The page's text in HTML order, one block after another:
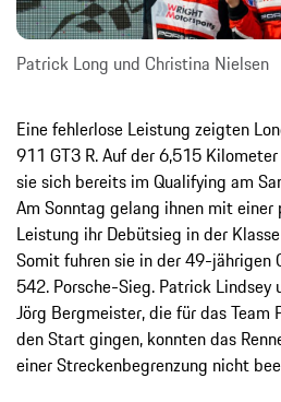
Patrick Long und Christina Nielsen
Eine fehlerlose Leistung zeigten
911 GT3 R. Auf der 6,515
sie sich bereits im Qualifying am
Am Sonntag gelang ihnen mit
Leistung ihr Debütsieg in der
Somit fuhren sie in der 49-jährigen
542. Porsche-Sieg. Patrick Lindsey
Jörg Bergmeister, die für das Team
den Start gingen, konnten das
einer Streckenbegrenzung nicht